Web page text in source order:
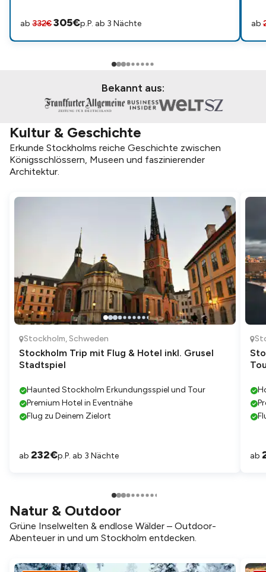
ab 332€305€p.P. ab 3 Nächte ab
Bekannt aus:
Kultur & Geschichte
Erkunde Stockholms reiche Geschichte zwischen
Königsschlössern, Museen und faszinierender
Architektur.
Stockholm,Schweden
Stockholm Trip mit Flug & Hotel inkl. Grusel
Stadtspiel
Haunted Stockholm Erkundungsspiel und Tour
Premium Hotel in Eventnähe
Flug zu Deinem Zielort
ab 232€p.P. ab 3 Nächte ab
Natur & Outdoor
Grüne Inselwelten & endlose Wälder – Outdoor-
Abenteuer in und um Stockholm entdecken.